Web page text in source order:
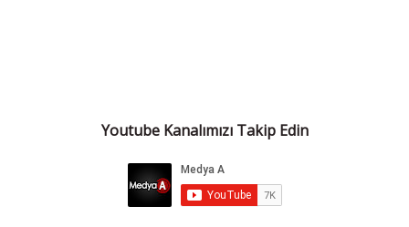
Youtube Kanalımızı Takip Edin